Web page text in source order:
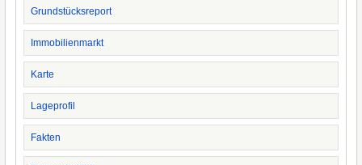
Grundstücksreport
Immobilienmarkt
Karte
Lageprofil
Fakten